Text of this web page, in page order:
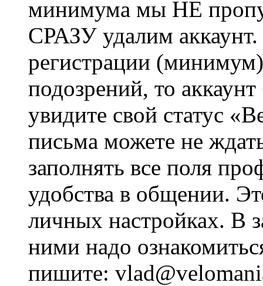
минимума мы НЕ
СРАЗУ удалим
регистрации
подозрений, то
увидите свой статус
письма можете не
заполнять все поля
удобства в общении.
личных настройках. В
ними надо
пишите: